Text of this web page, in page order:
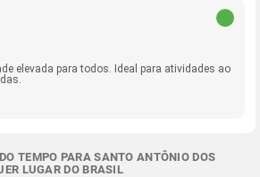
elevada para todos. Ideal para atividades ao
TEMPO PARA SANTO ANTÔNIO DOS
LUGAR DO BRASIL